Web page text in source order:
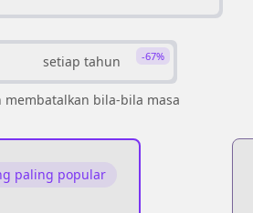
setiap tahun -67%
bila-bila masa
paling popular